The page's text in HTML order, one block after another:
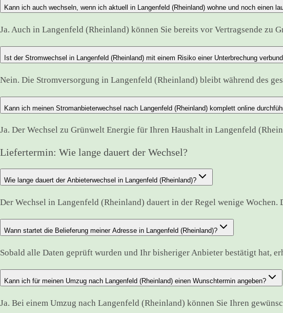
Kann ich auch wechseln, wenn ich aktuell in Langenfeld (Rheinland) wohne und noch einen
Ja. Auch in Langenfeld (Rheinland) können Sie bereits vor Vertragsende
Ist der Stromwechsel in Langenfeld (Rheinland) mit einem Risiko einer Unterbrechung
Nein. Die Stromversorgung in Langenfeld (Rheinland) bleibt während des
Kann ich meinen Stromanbieterwechsel nach Langenfeld (Rheinland) komplett online
Ja. Der Wechsel zu Grünwelt Energie für Ihren Haushalt in Langenfeld
Liefertermin: Wie lange dauert der Wechsel?
Wie lange dauert der Anbieterwechsel in Langenfeld (Rheinland)?
Der Wechsel in Langenfeld (Rheinland) dauert in der Regel wenige
Wann startet die Belieferung meiner Adresse in Langenfeld (Rheinland)?
Sobald alle Daten geprüft wurden und Ihr bisheriger Anbieter bestätigt
Kann ich für meinen Umzug nach Langenfeld (Rheinland) einen Wunschtermin angeben?
Ja. Bei einem Umzug nach Langenfeld (Rheinland) können Sie Ihren